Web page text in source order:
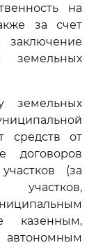
на
за счет
земельных
земельных
средств от
договоров
(за
казенным,